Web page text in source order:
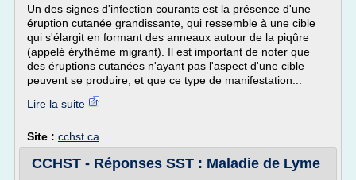
Un des signes d'infection courants est la présence d'une
éruption cutanée grandissante, qui ressemble à une cible
qui s'élargit en formant des anneaux autour de la piqûre
(appelé érythème migrant). Il est important de noter que
des éruptions cutanées n'ayant pas l'aspect d'une cible
peuvent se produire, et que ce type de manifestation...
Lire la suite
Site : cchst.ca
CCHST - Réponses SST : Maladie de Lyme